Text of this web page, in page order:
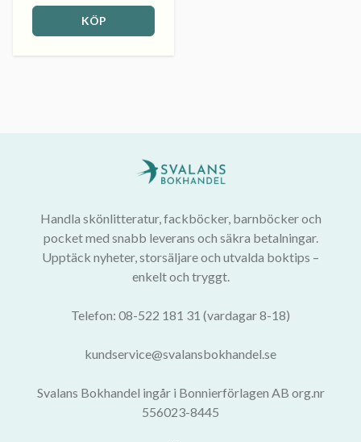
KÖP
Handla skönlitteratur, fackböcker, barnböcker och
pocket med snabb leverans och säkra betalningar.
Upptäck nyheter, storsäljare och utvalda boktips –
enkelt och tryggt.
Telefon: 08-522 181 31 (vardagar 8-18)
kundservice@svalansbokhandel.se
Svalans Bokhandel ingår i Bonnierförlagen AB org.nr
556023-8445